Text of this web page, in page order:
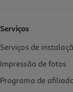
Serviços
Serviços de
Impressão de fotos
Programa de